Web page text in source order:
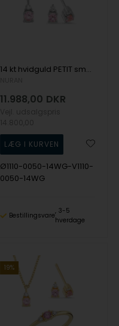
14 kt hvidguld PETIT smykkesæt med pink safir og diamant Wesselton SI
11.988,00 DKR
Ø1110-0050-14WG-V1110-
0050-14WG
Bestillingsvare
3-5
hverdage
19%